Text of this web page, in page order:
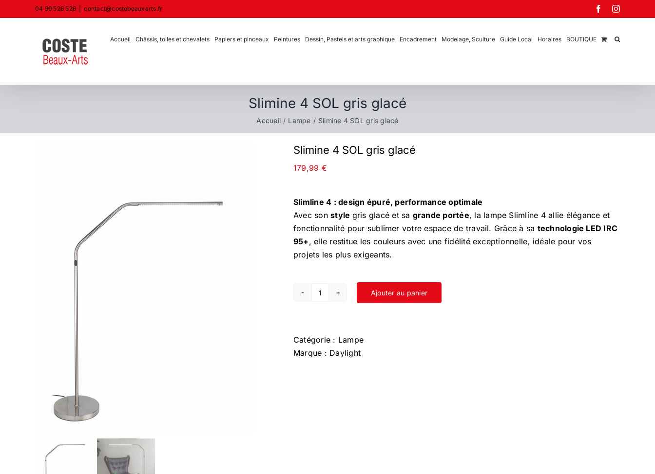
au
04 99 526 526 contact@costebeauxarts.fr FacebookInstagram
Accueil Châssis, toiles et chevalets Papiers et pinceaux Peintures Dessin, Pastels et arts graphique Encadrement Modelage, Sculture Guide Local Horaires BOUTIQUE
Slimine 4 SOL gris glacé
Accueil Lampe Slimine 4 SOL gris glacé
Slimine 4 SOL gris glacé
179,99 €
Slimline 4 : design épuré, performance optimale
Avec sonstyle gris glacé et sa grande portée, la lampe Slimline 4 allie élégance et
fonctionnalité pour sublimer votre espace de travail. Grâce à sa technologie LED IRC
95+, elle restitue les couleurs avec une fidélité exceptionnelle, idéale pour vos
projets les plus exigeants.
quantité
4
SOL
Ajouter au panier
Catégorie : Lampe
Marque : Daylight